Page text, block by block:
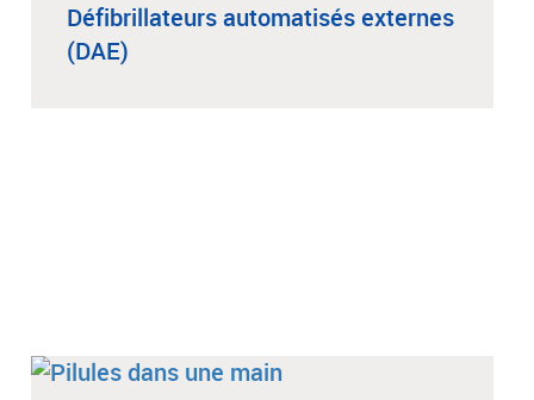
Défibrillateurs automatisés externes
(DAE)